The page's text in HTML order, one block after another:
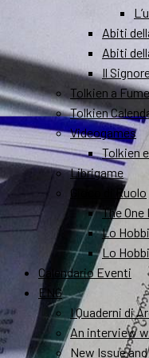
Abiti
Abiti
Il
Tolkien a
Tolkien
Videogames
Tolkien
Librigame
Gioco di Ruolo
The One
Lo
Lo
Calendario Eventi
ENG
I Quaderni di
An interview
New Issue